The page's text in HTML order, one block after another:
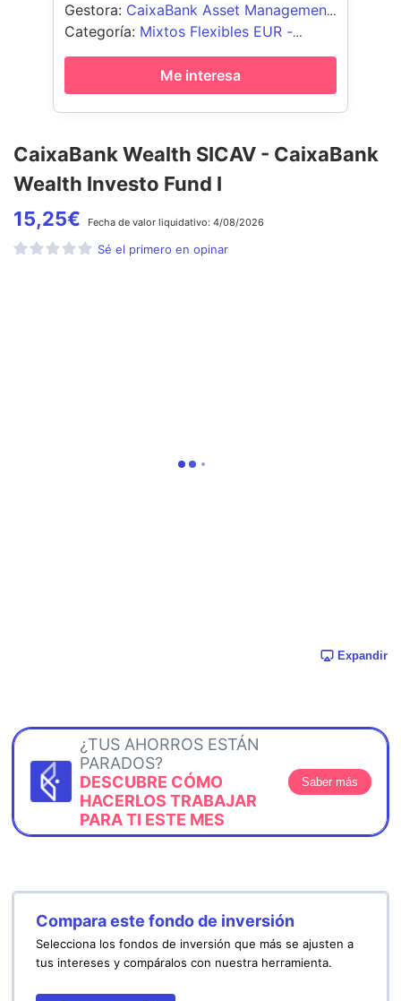
CaixaBank Wealth SICAV - CaixaBank
Wealth Investo Fund I
15,25€ Fecha de valor liquidativo: 4/08/2026
Sé el primero en opinar
Expandir
¿TUS AHORROS ESTÁN
PARADOS?
DESCUBRE CÓMO
HACERLOS TRABAJAR
PARA TI ESTE MES
Saber más
Compara este fondo de inversión
Selecciona los fondos de inversión que más se ajusten a
tus intereses y compáralos con nuestra herramienta.
Gestora: CaixaBank Asset Management
Luxembourg, S.A.
Categoría: Mixtos Flexibles EUR -
Global
Me interesa